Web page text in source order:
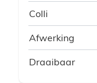
Colli
Afwerking
Draaibaar